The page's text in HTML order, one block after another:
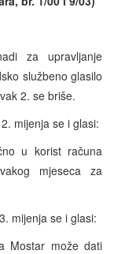
za upravljanje
službeno glasilo
2. se briše.
mijenja se i glasi:
u korist računa
mjeseca za
mijenja se i glasi:
Mostar može dati